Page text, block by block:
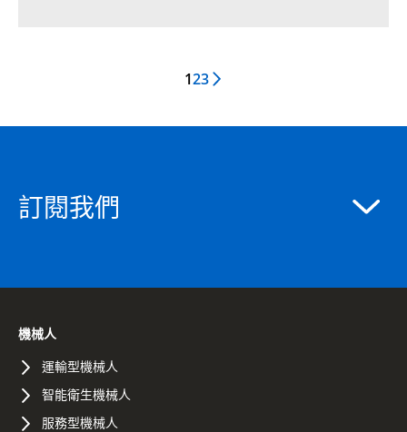
123
訂閱我們
機械人
運輸型機械人
智能衛生機械人
服務型機械人